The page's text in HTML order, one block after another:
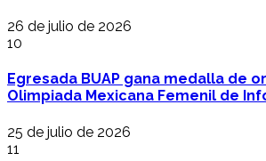
26 de julio de 2026
10
Egresada BUAP gana medalla de
Olimpiada Mexicana Femenil de
25 de julio de 2026
11